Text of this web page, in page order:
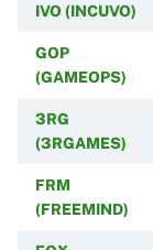
IVO (INCUVO)
GOP
(GAMEOPS)
3RG
(3RGAMES)
FRM
(FREEMIND)